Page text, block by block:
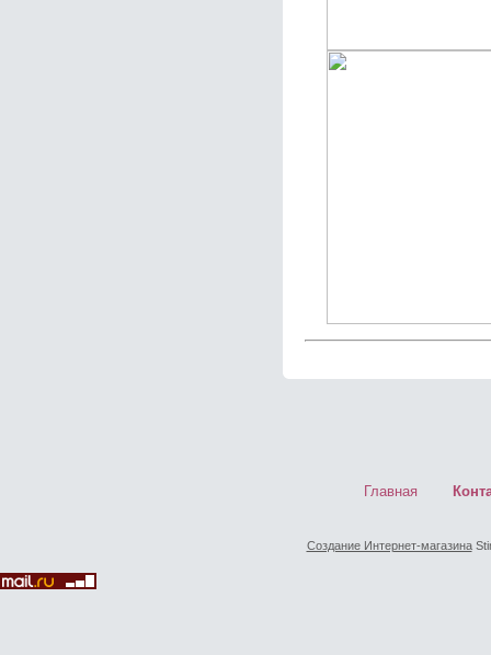
Главная
Создание Интернет-магазина